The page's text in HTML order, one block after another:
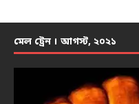
মেল ট্রেন । আগস্ট, ২০২১